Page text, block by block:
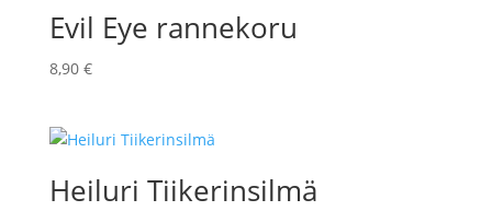
Evil Eye rannekoru
8,90 €
Heiluri Tiikerinsilmä